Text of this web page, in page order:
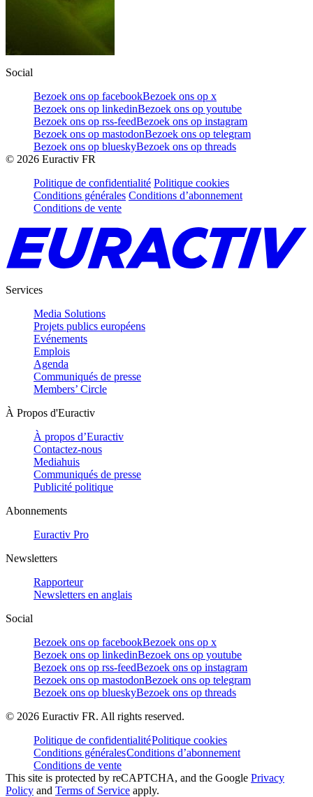
Social
Bezoek ons op facebookBezoek ons op x
Bezoek ons op linkedinBezoek ons op youtube
Bezoek ons op rss-feedBezoek ons op instagram
Bezoek ons op mastodonBezoek ons op telegram
Bezoek ons op blueskyBezoek ons op threads
© 2026 Euractiv FR
Politique de confidentialité Politique cookies
Conditions générales Conditions d’abonnement
Conditions de vente
Services
Media Solutions
Projets publics européens
Evénements
Emplois
Agenda
Communiqués de presse
Members’ Circle
À Propos d'Euractiv
À propos d’Euractiv
Contactez-nous
Mediahuis
Communiqués de presse
Publicité politique
Abonnements
Euractiv Pro
Newsletters
Rapporteur
Newsletters en anglais
Social
Bezoek ons op facebookBezoek ons op x
Bezoek ons op linkedinBezoek ons op youtube
Bezoek ons op rss-feedBezoek ons op instagram
Bezoek ons op mastodonBezoek ons op telegram
Bezoek ons op blueskyBezoek ons op threads
© 2026 Euractiv FR. All rights reserved.
Politique de confidentialitéPolitique cookies
Conditions généralesConditions d’abonnement
Conditions de vente
This site is protected by reCAPTCHA, and the Google Privacy
Policy and Terms of Service apply.